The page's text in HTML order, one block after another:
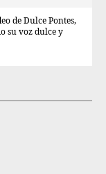
de Dulce Pontes,
su voz dulce y